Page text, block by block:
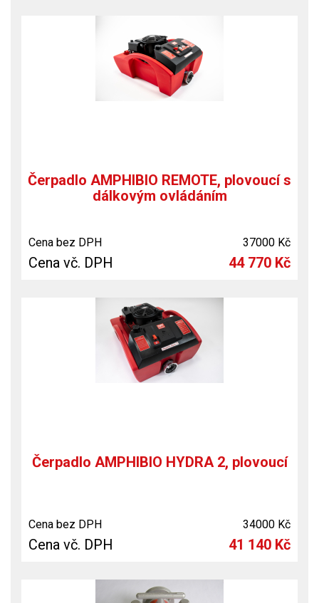
Čerpadlo AMPHIBIO REMOTE, plovoucí s
dálkovým ovládáním
Cena bez DPH 37000 Kč
Cena vč. DPH 44 770 Kč
Čerpadlo AMPHIBIO HYDRA 2, plovoucí
Cena bez DPH 34000 Kč
Cena vč. DPH 41 140 Kč